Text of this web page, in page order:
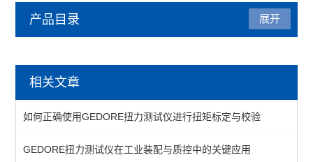
产品目录
延长杆
棘轮头
动态扭矩测试仪
展开
相关文章
如何正确使用GEDORE扭力测试仪进行扭矩标定与校验
GEDORE扭力测试仪在工业装配与质控中的关键应用